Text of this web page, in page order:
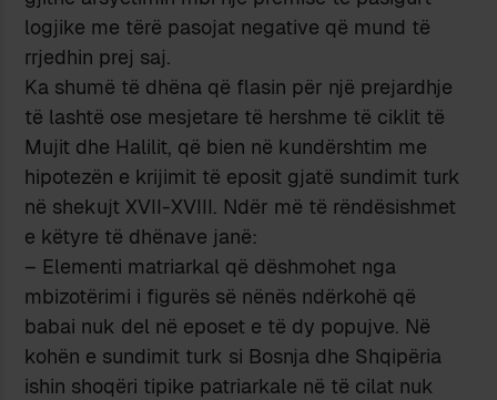
logjike me tërë pasojat negative që mund të
rrjedhin prej saj.
Ka shumë të dhëna që flasin për një prejardhje
të lashtë ose mesjetare të hershme të ciklit të
Mujit dhe Halilit, që bien në kundërshtim me
hipotezën e krijimit të eposit gjatë sundimit turk
në shekujt XVII-XVIII. Ndër më të rëndësishmet
e këtyre të dhënave janë:
– Elementi matriarkal që dëshmohet nga
mbizotërimi i figurës së nënës ndërkohë që
babai nuk del në eposet e të dy popujve. Në
kohën e sundimit turk si Bosnja dhe Shqipëria
ishin shoqëri tipike patriarkale në të cilat nuk